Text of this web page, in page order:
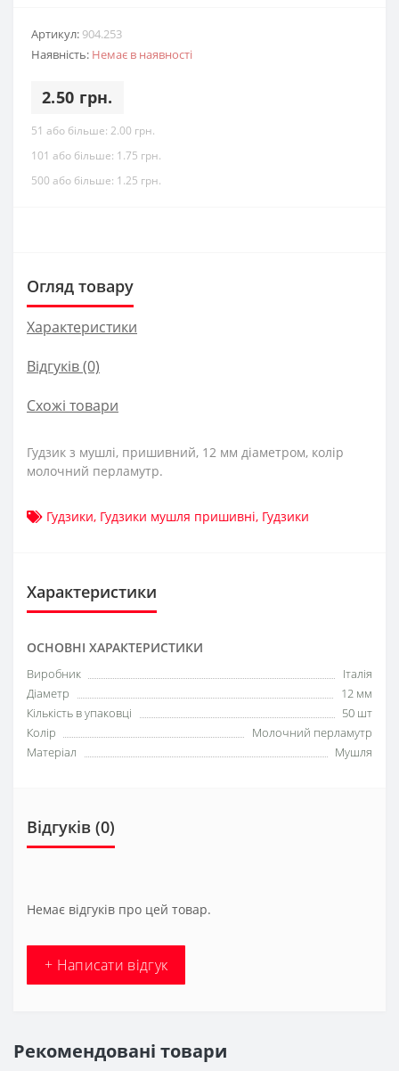
Артикул: 904.253
Наявність: Немає в наявності
2.50 грн.
51 або більше: 2.00 грн.
101 або більше: 1.75 грн.
500 або більше: 1.25 грн.
Огляд товару
Характеристики
Відгуків (0)
Схожі товари
Гудзик з мушлі, пришивний, 12 мм діаметром, колір
молочний перламутр.
Гудзики, Гудзики мушля пришивні, Гудзики
Характеристики
ОСНОВНІ ХАРАКТЕРИСТИКИ
Виробник
Італія
Діаметр
12 мм
Кількість в упаковці
50 шт
Колір
Молочний перламутр
Матеріал
Мушля
Відгуків (0)
Немає відгуків про цей товар.
+ Написати відгук
Рекомендовані товари